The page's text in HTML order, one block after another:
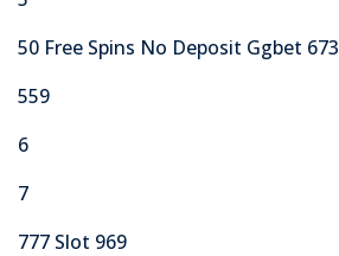
50 Free Spins No Deposit Ggbet 673
559
6
7
777 Slot 969